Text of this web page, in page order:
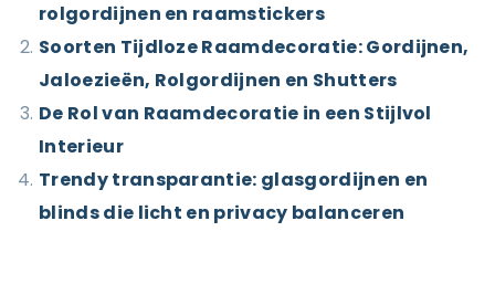
rolgordijnen en raamstickers
Soorten Tijdloze Raamdecoratie: Gordijnen,
Jaloezieën, Rolgordijnen en Shutters
De Rol van Raamdecoratie in een Stijlvol
Interieur
Trendy transparantie: glasgordijnen en
blinds die licht en privacy balanceren